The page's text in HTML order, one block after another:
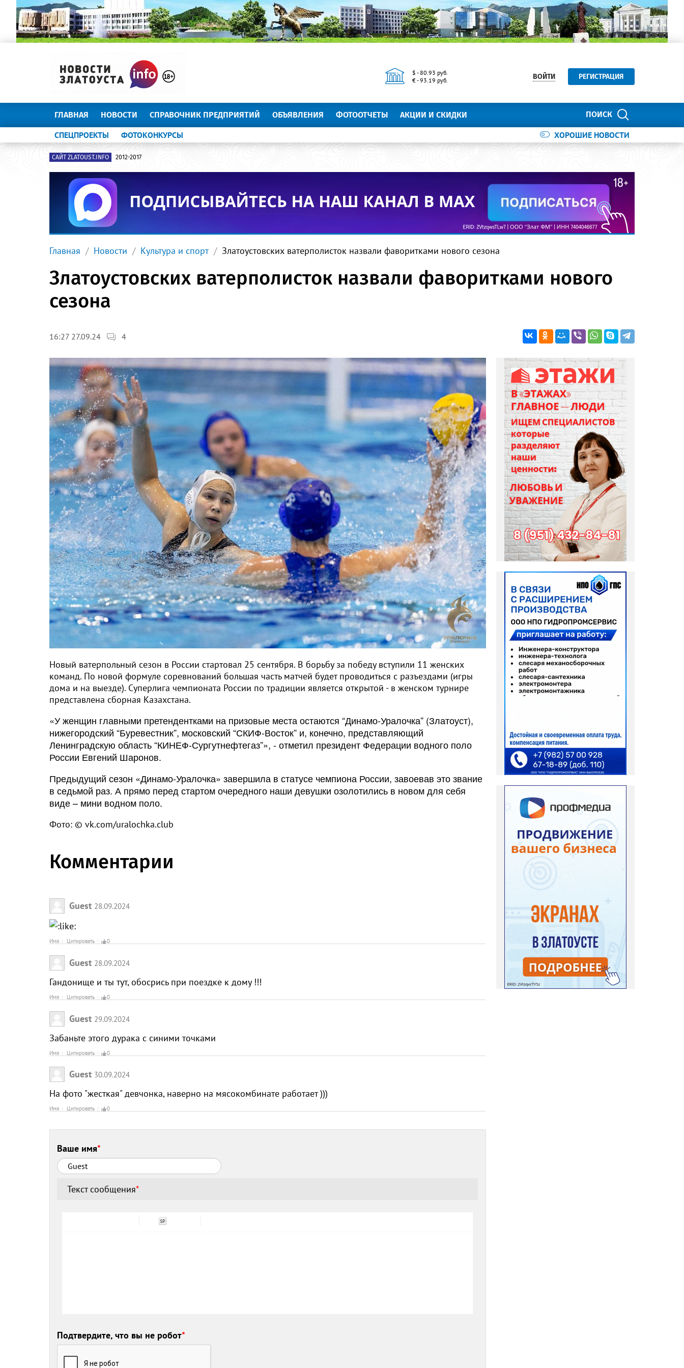
$ - 80.93 руб.
€ - 93.19 руб.
ВОЙТИ РЕГИСТРАЦИЯ
ПОИСК
ГЛАВНАЯ НОВОСТИ СПРАВОЧНИК ПРЕДПРИЯТИЙ ОБЪЯВЛЕНИЯ ФОТООТЧЕТЫ АКЦИИ И СКИДКИ
ХОРОШИЕ НОВОСТИ
СПЕЦПРОЕКТЫ ФОТОКОНКУРСЫ
САЙТ ZLATOUST.INFO 2012-2017
Главная Новости Культура и спорт Златоустовских ватерполисток назвали фаворитками нового сезона
Златоустовских ватерполисток назвали фаворитками нового
сезона
16:27 27.09.24 4
Новый ватерпольный сезон в России стартовал 25 сентября. В борьбу за победу вступили 11 женских
команд. По новой формуле соревнований большая часть матчей будет проводиться с разъездами (игры
дома и на выезде). Суперлига чемпионата России по традиции является открытой - в женском турнире
представлена сборная Казахстана.
«У женщин главными претендентками на призовые места остаются “Динамо-Уралочка” (Златоуст),
нижегородский “Буревестник”, московский “СКИФ-Восток” и, конечно, представляющий
Ленинградскую область “КИНЕФ-Сургутнефтегаз”», - отметил президент Федерации водного поло
России Евгений Шаронов.
Предыдущий сезон «Динамо-Уралочка» завершила в статусе чемпиона России, завоевав это звание
в седьмой раз. А прямо перед стартом очередного наши девушки озолотились в новом для себя
виде – мини водном поло.
Фото: © vk.com/uralochka.club
Комментарии
Guest 28.09.2024
Имя Цитировать 0
Guest 28.09.2024
Гандонище и ты тут, обосрись при поездке к дому !!!
Имя Цитировать 0
Guest 29.09.2024
Забаньте этого дурака с синими точками
Имя Цитировать 0
Guest 30.09.2024
На фото "жесткая" девчонка, наверно на мясокомбинате работает )))
Имя Цитировать 0
Ваше имя*
Текст сообщения*
Подтвердите, что вы не робот*